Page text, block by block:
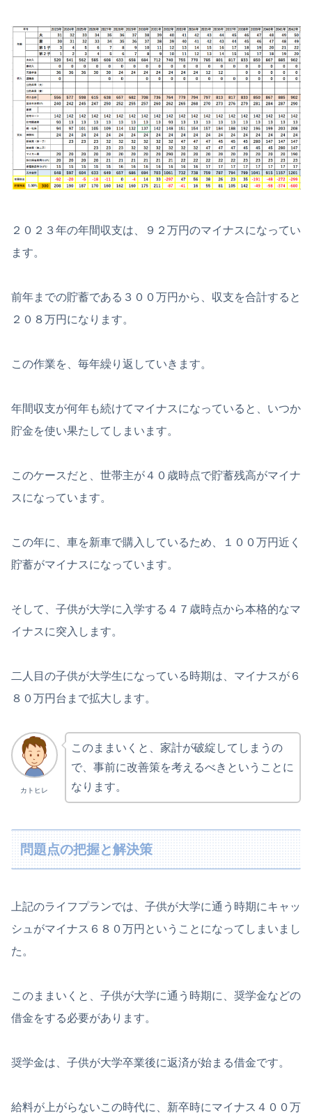
２０２３年の年間収支は、９２万円のマイナスになってい
ます。
前年までの貯蓄である３００万円から、収支を合計すると
２０８万円になります。
この作業を、毎年繰り返していきます。
年間収支が何年も続けてマイナスになっていると、いつか
貯金を使い果たしてしまいます。
このケースだと、世帯主が４０歳時点で貯蓄残高がマイナ
スになっています。
この年に、車を新車で購入しているため、１００万円近く
貯蓄がマイナスになっています。
そして、子供が大学に入学する４７歳時点から本格的なマ
イナスに突入します。
二人目の子供が大学生になっている時期は、マイナスが６
８０万円台まで拡大します。
カトヒレ
このままいくと、家計が破綻してしまうの
で、事前に改善策を考えるべきということに
なります。
問題点の把握と解決策
上記のライフプランでは、子供が大学に通う時期にキャッ
シュがマイナス６８０万円ということになってしまいまし
た。
このままいくと、子供が大学に通う時期に、奨学金などの
借金をする必要があります。
奨学金は、子供が大学卒業後に返済が始まる借金です。
給料が上がらないこの時代に、新卒時にマイナス４００万